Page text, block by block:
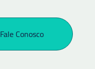
Fale Conosco